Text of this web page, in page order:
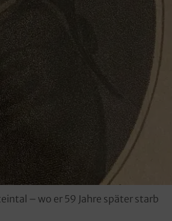
– wo er 59 Jahre später starb